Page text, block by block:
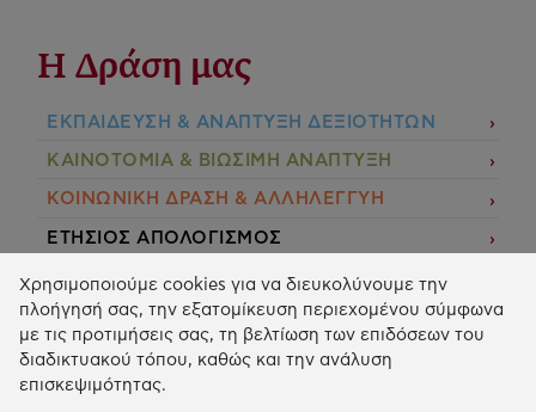
Η Δράση μας
ΕΚΠΑIΔΕΥΣΗ & ΑΝΑΠΤΥΞΗ ΔΕΞΙΟΤΗΤΩΝ
ΚΑΙΝΟΤΟΜΙΑ & ΒΙΩΣΙΜΗ ΑΝΑΠΤΥΞΗ
ΚΟΙΝΩΝΙΚΗ ΔΡΑΣΗ & ΑΛΛΗΛΕΓΓΥΗ
ΕΤΗΣΙΟΣ ΑΠΟΛΟΓΙΣΜΟΣ
E-LIBRARY
ΧΡΗΜΑΤΟΔΟΤΗΣΕΙΣ
ΑΙΤΗΣΗ ΧΡΗΜΑΤΟΔΟΤΗΣΗΣ
Χρησιμοποιούμε cookies για να διευκολύνουμε την
πλοήγησή σας, την εξατομίκευση περιεχομένου σύμφωνα
με τις προτιμήσεις σας, τη βελτίωση των επιδόσεων του
διαδικτυακού τόπου, καθώς και την ανάλυση
επισκεψιμότητας.